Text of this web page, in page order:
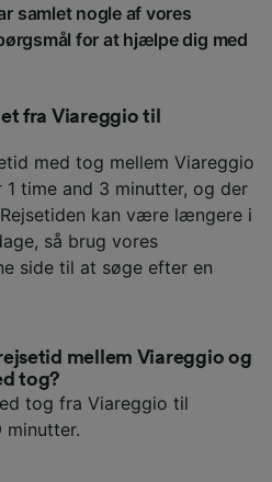
samlet nogle af vores
for at hjælpe dig med
fra Viareggio til
med tog mellem Viareggio
time and 3 minutter, og der
kan være længere i
så brug vores
side til at søge efter en
mellem Viareggio og
tog?
tog fra Viareggio til
minutter.